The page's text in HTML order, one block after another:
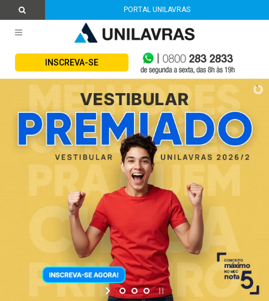
PORTAL UNILAVRAS
INSCREVA-SE